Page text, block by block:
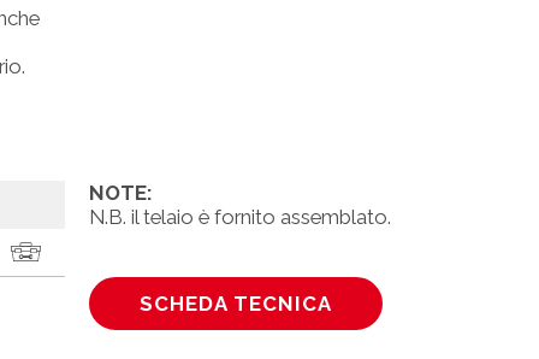
NOTE:
N.B. il telaio è fornito assemblato.
SCHEDA TECNICA